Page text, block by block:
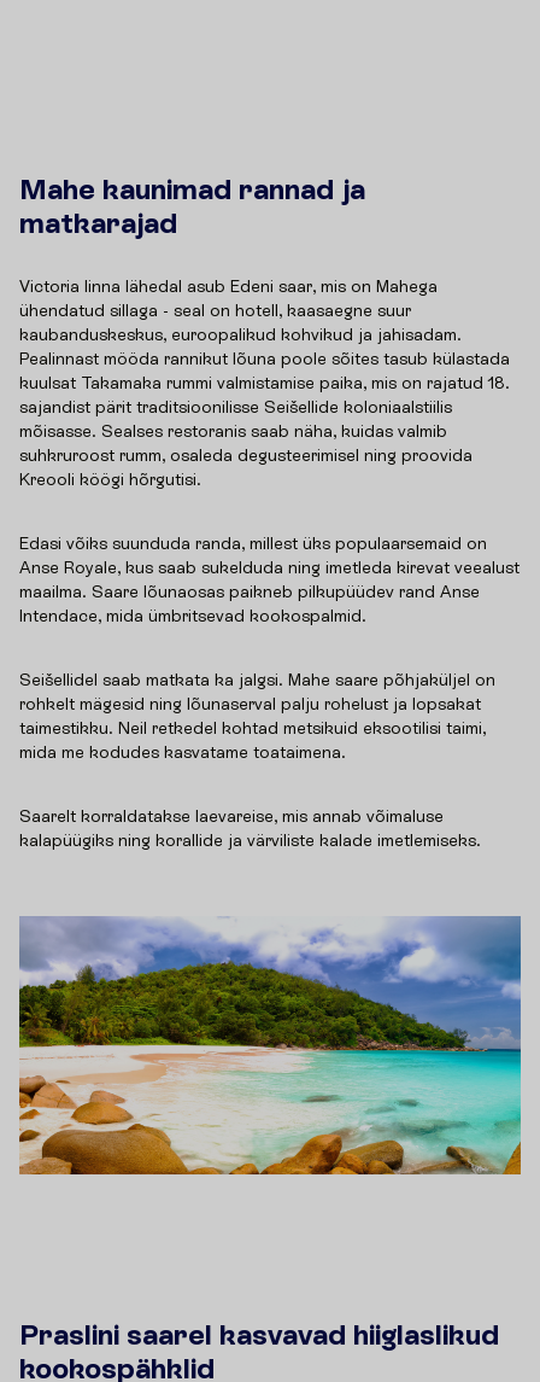
Mahe kaunimad rannad ja
matkarajad
Victoria linna lähedal asub Edeni saar, mis on Mahega
ühendatud sillaga - seal on hotell, kaasaegne suur
kaubanduskeskus, euroopalikud kohvikud ja jahisadam.
Pealinnast mööda rannikut lõuna poole sõites tasub külastada
kuulsat Takamaka rummi valmistamise paika, mis on rajatud 18.
sajandist pärit traditsioonilisse Seišellide koloniaalstiilis
mõisasse. Sealses restoranis saab näha, kuidas valmib
suhkruroost rumm, osaleda degusteerimisel ning proovida
Kreooli köögi hõrgutisi.
Edasi võiks suunduda randa, millest üks populaarsemaid on
Anse Royale, kus saab sukelduda ning imetleda kirevat veealust
maailma. Saare lõunaosas paikneb pilkupüüdev rand Anse
Intendace, mida ümbritsevad kookospalmid.
Seišellidel saab matkata ka jalgsi. Mahe saare põhjaküljel on
rohkelt mägesid ning lõunaserval palju rohelust ja lopsakat
taimestikku. Neil retkedel kohtad metsikuid eksootilisi taimi,
mida me kodudes kasvatame toataimena.
Saarelt korraldatakse laevareise, mis annab võimaluse
kalapüügiks ning korallide ja värviliste kalade imetlemiseks.
Praslini saarel kasvavad hiiglaslikud
kookospähklid